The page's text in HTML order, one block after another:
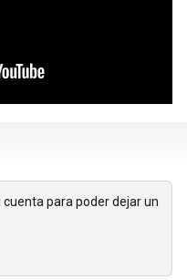
cuenta para poder dejar un